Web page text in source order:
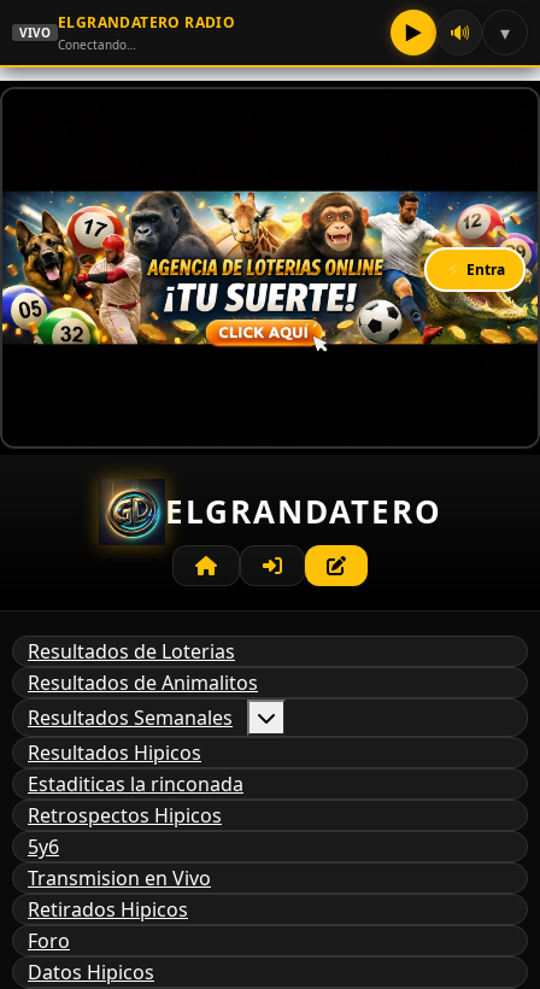
VIVO
ELGRANDATERO RADIO
Conectando… ▶ 🔊 ▾
⚡ Entra
ELGRANDATERO
Resultados de Loterias
Resultados de Animalitos
Resultados Semanales
Resultados Hipicos
Estaditicas la rinconada
Retrospectos Hipicos
5y6
Transmision en Vivo
Retirados Hipicos
Foro
Datos Hipicos